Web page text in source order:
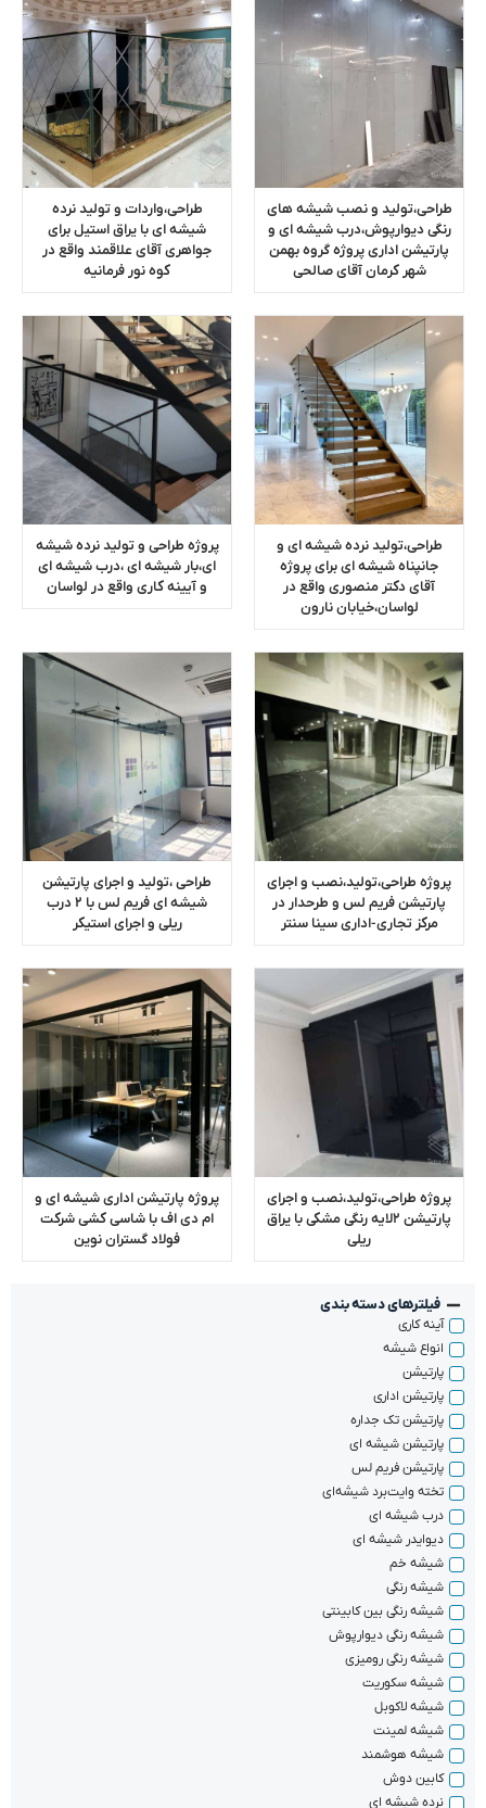
فیلترهای دسته بندی
آینه کاری
انواع شیشه
پارتیشن
پارتیشن اداری
پارتیشن تک جداره
پارتیشن شیشه ای
پارتیشن فریم لس
تخته وایت‌برد شیشه‌ای
درب شیشه ای
دیوایدر شیشه ای
شیشه خم
شیشه رنگی
شیشه‌ رنگی بین کابینتی
شیشه رنگی دیوارپوش​
شیشه رنگی رومیزی
شیشه سکوریت
شیشه لاکوبل
شیشه لمینت
شیشه هوشمند
کابین دوش
نرده شیشه ای
طراحی،تولید و نصب شیشه های
رنگی دیوارپوش،درب شیشه ای و
پارتیشن اداری پروژه گروه بهمن
شهر کرمان آقای صالحی
طراحی،واردات و تولید نرده
شیشه ای با یراق استیل برای
جواهری آقای علاقمند واقع در
کوه نور فرمانیه
طراحی،تولید نرده شیشه ای و
جانپناه شیشه ای برای پروژه
آقای دکتر منصوری واقع در
لواسان،خیابان نارون
پروژه طراحی و تولید نرده شیشه
ای،بار شیشه ای ،درب شیشه ای
و آیینه کاری واقع در لواسان
پروژه طراحی،تولید،نصب و اجرای
پارتیشن فریم لس و طرحدار در
مرکز تجاری-اداری سینا سنتر
طراحی ،تولید و اجرای پارتیشن
شیشه ای فریم لس با ۲ درب
ریلی و اجرای استیکر
پروژه طراحی،تولید،نصب و اجرای
پارتیشن ۲لایه رنگی مشکی با یراق
ریلی
پروژه پارتیشن اداری شیشه ای و
ام دی اف با شاسی کشی شرکت
فولاد گستران نوین